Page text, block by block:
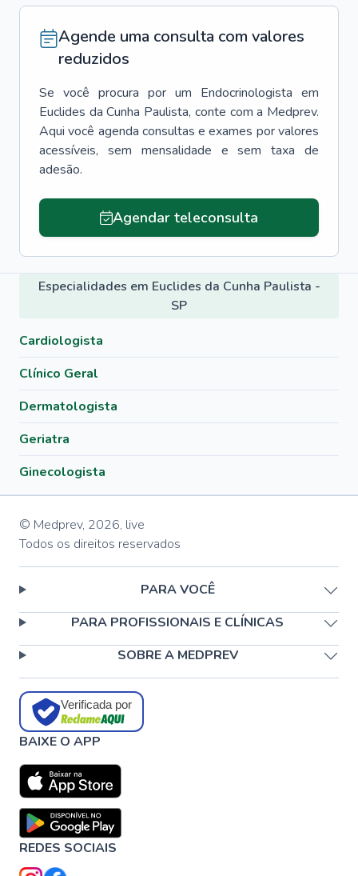
Agende uma consulta com valores
reduzidos
Se você procura por um Endocrinologista em
Euclides da Cunha Paulista, conte com a Medprev.
Aqui você agenda consultas e exames por valores
acessíveis, sem mensalidade e sem taxa de
adesão.
Agendar teleconsulta
Especialidades em Euclides da Cunha Paulista -
SP
Cardiologista
Clínico Geral
Dermatologista
Geriatra
Ginecologista
© Medprev, 2026, live
Todos os direitos reservados
PARA VOCÊ
PARA PROFISSIONAIS E CLÍNICAS
SOBRE A MEDPREV
Verificada por
BAIXE O APP
REDES SOCIAIS